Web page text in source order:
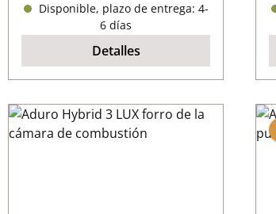
Disponible, plazo de entrega: 4-
6 días
Detalles